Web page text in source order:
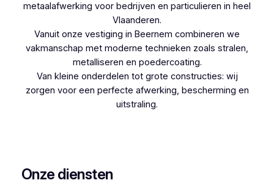
metaalafwerking voor bedrijven en particulieren in heel
Vlaanderen.
Vanuit onze vestiging in Beernem combineren we
vakmanschap met moderne technieken zoals stralen,
metalliseren en poedercoating.
Van kleine onderdelen tot grote constructies: wij
zorgen voor een perfecte afwerking, bescherming en
uitstraling.
Onze diensten